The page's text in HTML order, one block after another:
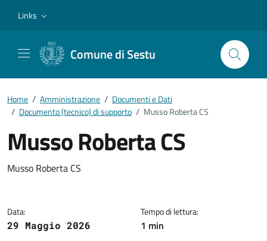
Links
Comune di Sestu
Home / Amministrazione / Documenti e Dati
/ Documento (tecnico) di supporto / Musso Roberta CS
Musso Roberta CS
Dettagli del documento
Musso Roberta CS
Data:
29 Maggio 2026
Tempo di lettura:
1 min